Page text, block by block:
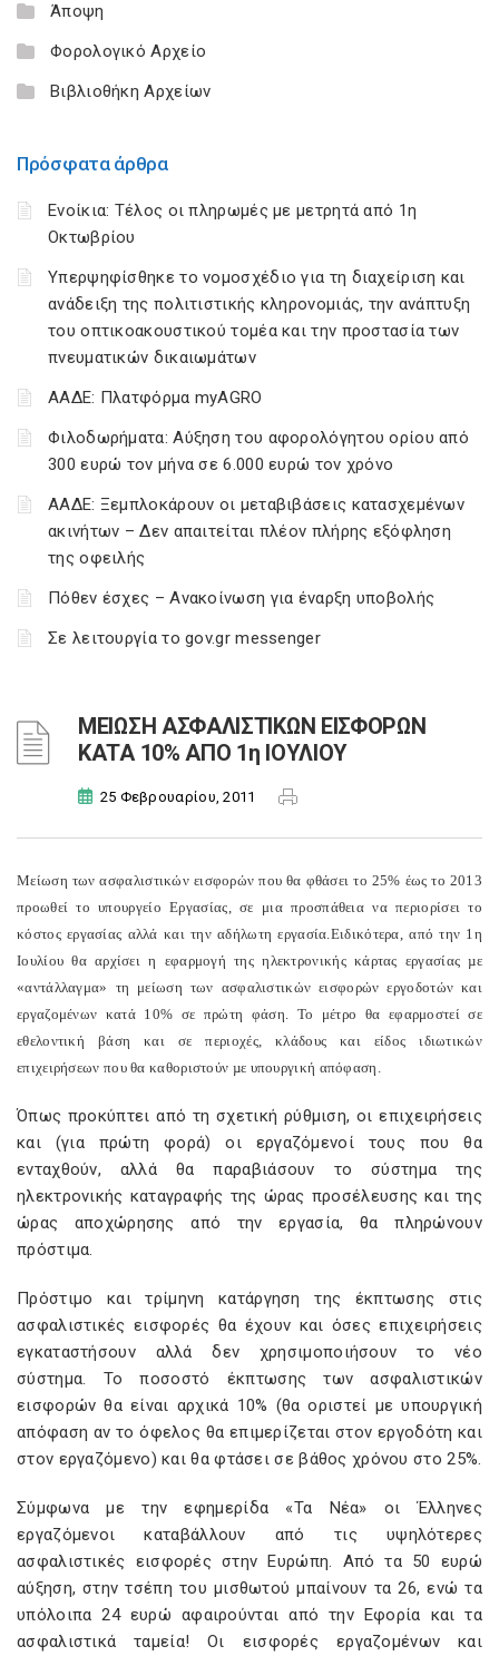
Άποψη
Φορολογικό Αρχείο
Βιβλιοθήκη Αρχείων
Πρόσφατα άρθρα
Ενοίκια: Τέλος οι πληρωμές με μετρητά από 1η
Οκτωβρίου
Υπερψηφίσθηκε το νομοσχέδιο για τη διαχείριση και
ανάδειξη της πολιτιστικής κληρονομιάς, την ανάπτυξη
του οπτικοακουστικού τομέα και την προστασία των
πνευματικών δικαιωμάτων
ΑΑΔΕ: Πλατφόρμα myAGRO
Φιλοδωρήματα: Αύξηση του αφορολόγητου ορίου από
300 ευρώ τον μήνα σε 6.000 ευρώ τον χρόνο
ΑΑΔΕ: Ξεμπλοκάρουν οι μεταβιβάσεις κατασχεμένων
ακινήτων – Δεν απαιτείται πλέον πλήρης εξόφληση
της οφειλής
Πόθεν έσχες – Ανακοίνωση για έναρξη υποβολής
Σε λειτουργία το gov.gr messenger
ΜΕΙΩΣΗ ΑΣΦΑΛΙΣΤΙΚΩΝ ΕΙΣΦΟΡΩΝ
ΚΑΤΑ 10% ΑΠΟ 1η ΙΟΥΛΙΟΥ
25 Φεβρουαρίου, 2011
Μείωση των ασφαλιστικών εισφορών που θα φθάσει το 25% έως το 2013
προωθεί το υπουργείο Εργασίας, σε μια προσπάθεια να περιορίσει το
κόστος εργασίας αλλά και την αδήλωτη εργασία.Ειδικότερα, από την 1η
Ιουλίου θα αρχίσει η εφαρμογή της ηλεκτρονικής κάρτας εργασίας µε
«αντάλλαγμα» τη μείωση των ασφαλιστικών εισφορών εργοδοτών και
εργαζομένων κατά 10% σε πρώτη φάση. Το μέτρο θα εφαρμοστεί σε
εθελοντική βάση και σε περιοχές, κλάδους και είδος ιδιωτικών
επιχειρήσεων που θα καθοριστούν µε υπουργική απόφαση.
Όπως προκύπτει από τη σχετική ρύθμιση, οι επιχειρήσεις
και (για πρώτη φορά) οι εργαζόμενοί τους που θα
ενταχθούν, αλλά θα παραβιάσουν το σύστημα της
ηλεκτρονικής καταγραφής της ώρας προσέλευσης και της
ώρας αποχώρησης από την εργασία, θα πληρώνουν
πρόστιμα.
Πρόστιμο και τρίμηνη κατάργηση της έκπτωσης στις
ασφαλιστικές εισφορές θα έχουν και όσες επιχειρήσεις
εγκαταστήσουν αλλά δεν χρησιμοποιήσουν το νέο
σύστημα. Το ποσοστό έκπτωσης των ασφαλιστικών
εισφορών θα είναι αρχικά 10% (θα οριστεί µε υπουργική
απόφαση αν το όφελος θα επιμερίζεται στον εργοδότη και
στον εργαζόµενο) και θα φτάσει σε βάθος χρόνου στο 25%.
Σύμφωνα με την εφημερίδα «Τα Νέα» οι Έλληνες
εργαζόμενοι καταβάλλουν από τις υψηλότερες
ασφαλιστικές εισφορές στην Ευρώπη. Από τα 50 ευρώ
αύξηση, στην τσέπη του μισθωτού μπαίνουν τα 26, ενώ τα
υπόλοιπα 24 ευρώ αφαιρούνται από την Εφορία και τα
ασφαλιστικά ταμεία! Oι εισφορές εργαζομένων και